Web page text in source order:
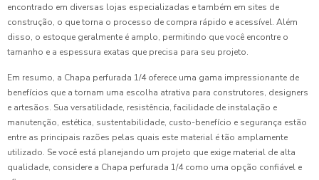
encontrado em diversas lojas especializadas e também em sites de
construção, o que torna o processo de compra rápido e acessível. Além
disso, o estoque geralmente é amplo, permitindo que você encontre o
tamanho e a espessura exatas que precisa para seu projeto.
Em resumo, a Chapa perfurada 1/4 oferece uma gama impressionante de
benefícios que a tornam uma escolha atrativa para construtores, designers
e artesãos. Sua versatilidade, resistência, facilidade de instalação e
manutenção, estética, sustentabilidade, custo-benefício e segurança estão
entre as principais razões pelas quais este material é tão amplamente
utilizado. Se você está planejando um projeto que exige material de alta
qualidade, considere a Chapa perfurada 1/4 como uma opção confiável e